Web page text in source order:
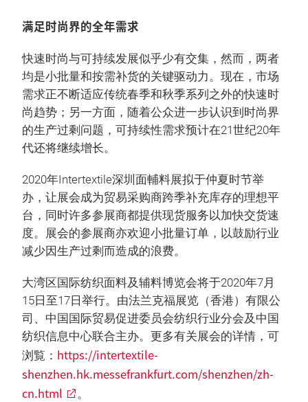
满足时尚界的全年需求
快速时尚与可持续发展似乎少有交集，然而，两者
均是小批量和按需补货的关键驱动力。现在，市场
需求正不断适应传统春季和秋季系列之外的快速时
尚趋势；另一方面，随着公众进一步认识到时尚界
的生产过剩问题，可持续性需求预计在21世纪20年
代还将继续增长。
2020年Intertextile深圳面輔料展拟于仲夏时节举
办，让展会成为贸易采购商跨季补充库存的理想平
台，同时许多参展商都提供现货服务以加快交货速
度。展会的参展商亦欢迎小批量订单，以鼓励行业
减少因生产过剩而造成的浪费。
大湾区国际纺织面料及辅料博览会将于2020年7月
15日至17日举行。由法兰克福展览（香港）有限公
司、中国国际贸易促进委员会纺织行业分会及中国
纺织信息中心联合主办。更多有关展会的详情，可
浏覧： https://intertextile-
shenzhen.hk.messefrankfurt.com/shenzhen/zh-
cn.html
。